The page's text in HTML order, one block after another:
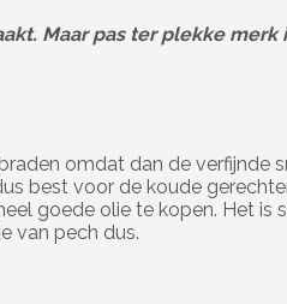
Maar pas ter plekke merk
omdat dan de verfijnde
best voor de koude
goede olie te kopen. Het is
van pech dus.